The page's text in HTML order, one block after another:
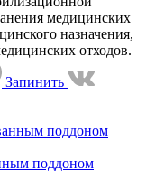
медицинских
назначения,
отходов.
Запинить
поддоном